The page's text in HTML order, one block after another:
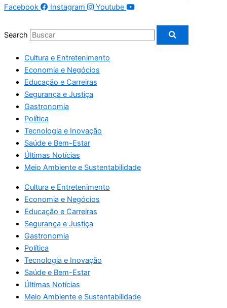
Facebook
Instagram Youtube
Search
Cultura e Entretenimento
Economia e Negócios
Educação e Carreiras
Segurança e Justiça
Gastronomia
Política
Tecnologia e Inovação
Saúde e Bem-Estar
Últimas Notícias
Meio Ambiente e Sustentabilidade
Cultura e Entretenimento
Economia e Negócios
Educação e Carreiras
Segurança e Justiça
Gastronomia
Política
Tecnologia e Inovação
Saúde e Bem-Estar
Últimas Notícias
Meio Ambiente e Sustentabilidade